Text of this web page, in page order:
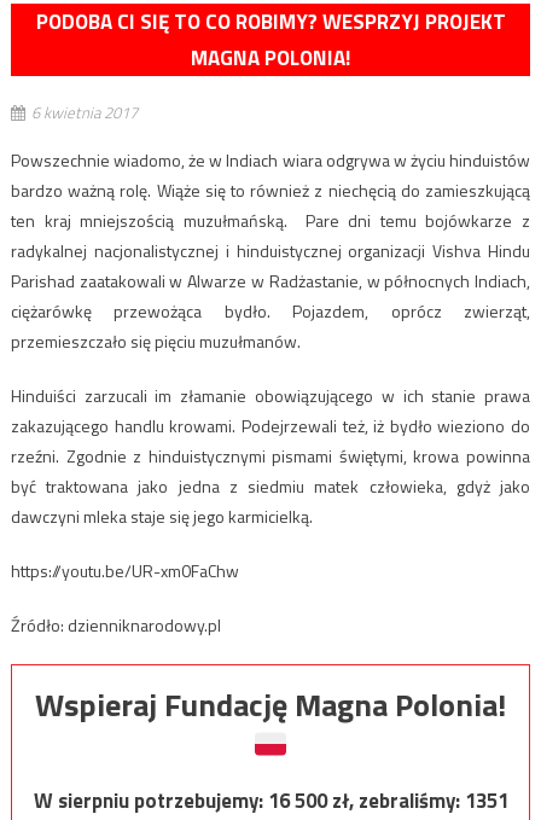
PODOBA CI SIĘ TO CO ROBIMY? WESPRZYJ PROJEKT
MAGNA POLONIA!
6 kwietnia 2017
Powszechnie wiadomo, że w Indiach wiara odgrywa w życiu hinduistów
bardzo ważną rolę. Wiąże się to również z niechęcią do zamieszkującą
ten kraj mniejszością muzułmańską. Pare dni temu bojówkarze z
radykalnej nacjonalistycznej i hinduistycznej organizacji Vishva Hindu
Parishad zaatakowali w Alwarze w Radżastanie, w północnych Indiach,
ciężarówkę przewożąca bydło. Pojazdem, oprócz zwierząt,
przemieszczało się pięciu muzułmanów.
Hinduiści zarzucali im złamanie obowiązującego w ich stanie prawa
zakazującego handlu krowami. Podejrzewali też, iż bydło wieziono do
rzeźni. Zgodnie z hinduistycznymi pismami świętymi, krowa powinna
być traktowana jako jedna z siedmiu matek człowieka, gdyż jako
dawczyni mleka staje się jego karmicielką.
https://youtu.be/UR-xm0FaChw
Źródło: dzienniknarodowy.pl
Wspieraj Fundację Magna Polonia!
W sierpniu potrzebujemy:16 500zł, zebraliśmy:1351